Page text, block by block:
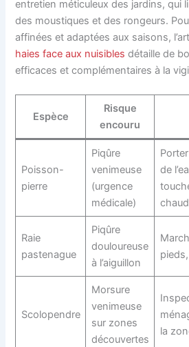
entretien méticuleux des jardins, qui
des moustiques et des rongeurs.
affinées et adaptées aux saisons,
haies face aux nuisibles détaille de
efficaces et complémentaires à la
Espèce
Risque
encouru
Poisson-
pierre
Piqûre
venimeuse
(urgence
médicale)
de
Raie
pastenague
Piqûre
douloureuse
à l’aiguillon
Scolopendre
Morsure
venimeuse
sur zones
découvertes
la